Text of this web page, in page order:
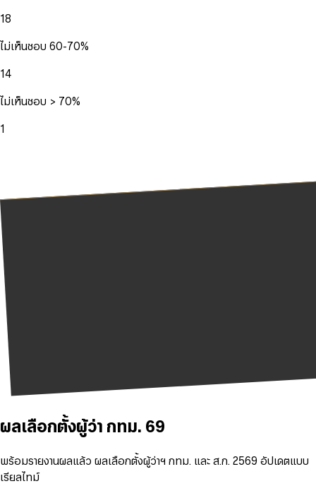
18
ไม่เห็นชอบ 60-70%
14
ไม่เห็นชอบ > 70%
1
ผลเลือกตั้งผู้ว่า กทม. 69
พร้อมรายงานผลแล้ว ผลเลือกตั้งผู้ว่าฯ กทม. และ ส.ก. 2569 อัปเดตแบบ
เรียลไทม์